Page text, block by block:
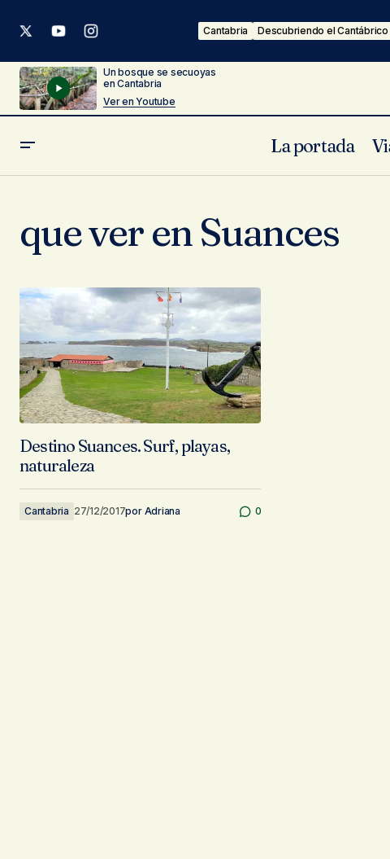
Cantabria Descubriendo el Cantábrico
Un bosque se secuoyas
en Cantabria
Ver en Youtube
La portada
que ver en Suances
Destino Suances. Surf, playas,
naturaleza
Cantabria 27/12/2017por Adriana 0